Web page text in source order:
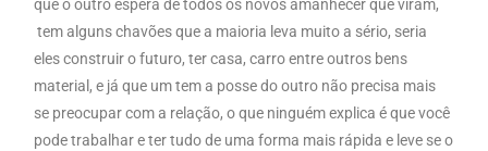
que o outro espera de todos os novos amanhecer que viram,
tem alguns chavões que a maioria leva muito a sério, seria
eles construir o futuro, ter casa, carro entre outros bens
material, e já que um tem a posse do outro não precisa mais
se preocupar com a relação, o que ninguém explica é que você
pode trabalhar e ter tudo de uma forma mais rápida e leve se o